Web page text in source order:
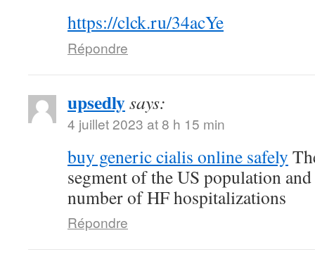
https://clck.ru/34acYe
Répondre
upsedlysays:
4 juillet 2023 at 8 h 15 min
buy generic cialis online safely
segment of the US population
number of HF hospitalizations
Répondre